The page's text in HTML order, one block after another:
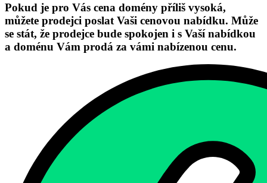
Pokud je pro Vás cena domény příliš vysoká,
můžete prodejci poslat Vaši cenovou nabídku. Může
se stát, že prodejce bude spokojen i s Vaší nabídkou
a doménu Vám prodá za vámi nabízenou cenu.